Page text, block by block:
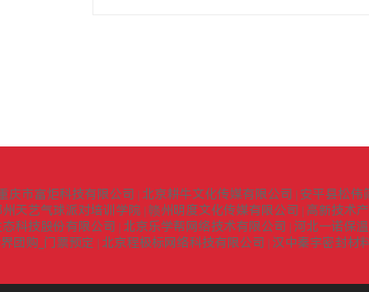
庆市富炬科技有限公司 北京耕牛文化传媒有限公司
安平县松伟
州天艺气球派对培训学院 赣州明度文化传媒有限公司
高新技术
科技股份有限公司 北京乐学帮网络技术有限公司
河北一诺保
团购_门票预定 北京程极标网络科技有限公司
汉中秦宇密封材